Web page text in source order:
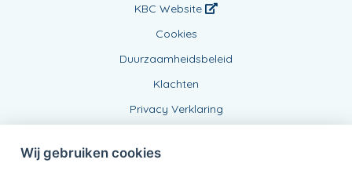
KBC Website
Cookies
Duurzaamheidsbeleid
Klachten
Privacy Verklaring
Wij gebruiken cookies